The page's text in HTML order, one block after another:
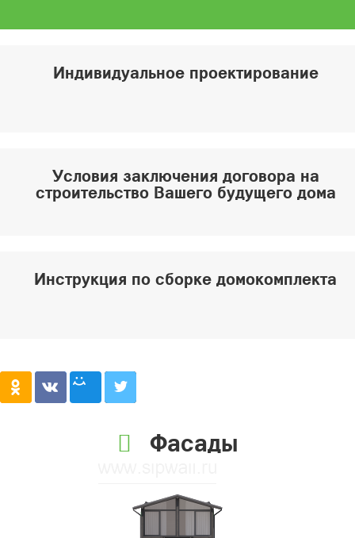
Индивидуальное проектирование
Условия заключения договора на
строительство Вашего будущего дома
Инструкция по сборке домокомплекта
Фасады